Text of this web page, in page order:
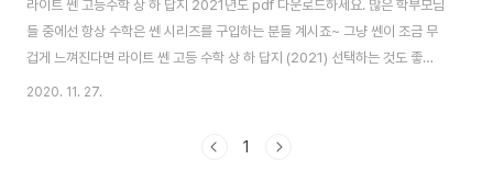
라이트 쎈 고등수학 상 하 답지 2021년도 pdf 다운로드하세요. 많은 학부모님
들 중에선 항상 수학은 쎈 시리즈를 구입하는 분들 계시죠~ 그냥 쎈이 조금 무
겁게 느껴진다면 라이트 쎈 고등 수학 상 하 답지 (2021) 선택하는 것도 좋습
니다. 그냥 쎈이 어렵다면 라이트 쎈 고등 수학 (상) 문제 기본서를 추천해 드려
학을 공부하기 위해 중3 학생들이 사는 것도 추천해요. 라이트 쎈이 아닌 일반
2020. 11. 27.
1